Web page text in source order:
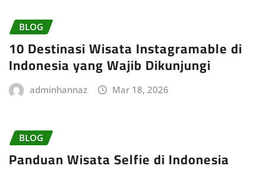
BLOG
10 Destinasi Wisata Instagramable di
Indonesia yang Wajib Dikunjungi
adminhannaz Mar 18, 2026
BLOG
Panduan Wisata Selfie di Indonesia